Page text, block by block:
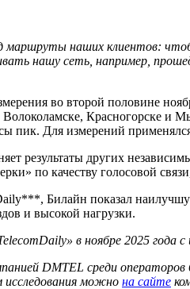
наших клиентов:
нашу сеть, например,
во второй половине
Красногорске и
пик. Для измерений
результаты других
по качеству голосовой
Билайн показал
и высокой нагрузки.
в ноябре 2025 года
DMTEL среди
можно на сайте